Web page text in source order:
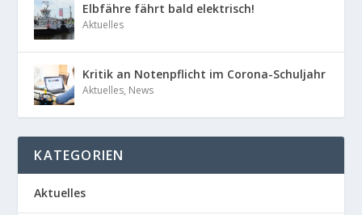
Elbfähre fährt bald elektrisch!
Aktuelles
Kritik an Notenpflicht im Corona-Schuljahr
Aktuelles, News
KATEGORIEN
Aktuelles